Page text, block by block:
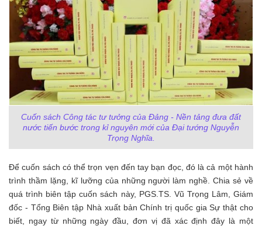
Cuốn sách Công tác tư tưởng của Đảng - Nền tảng đưa đất
nước tiến bước trong kỉ nguyên mới của Đại tướng Nguyễn
Trọng Nghĩa.
Để cuốn sách có thể trọn vẹn đến tay bạn đọc, đó là cả một hành
trình thầm lặng, kĩ lưỡng của những người làm nghề. Chia sẻ về
quá trình biên tập cuốn sách này, PGS.TS. Vũ Trọng Lâm, Giám
đốc - Tổng Biên tập Nhà xuất bản Chính trị quốc gia Sự thật cho
biết, ngay từ những ngày đầu, đơn vị đã xác định đây là một